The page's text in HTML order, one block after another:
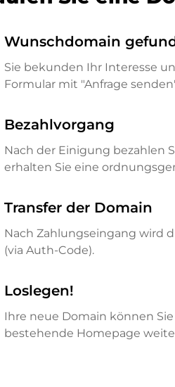
Wunschdomain
Sie bekunden Ihr Interesse
Formular mit "Anfrage
Bezahlvorgang
Nach der Einigung bezahlen
erhalten Sie eine
Transfer der Domain
Nach Zahlungseingang wird
(via Auth-Code).
Loslegen!
Ihre neue Domain können
bestehende Homepage